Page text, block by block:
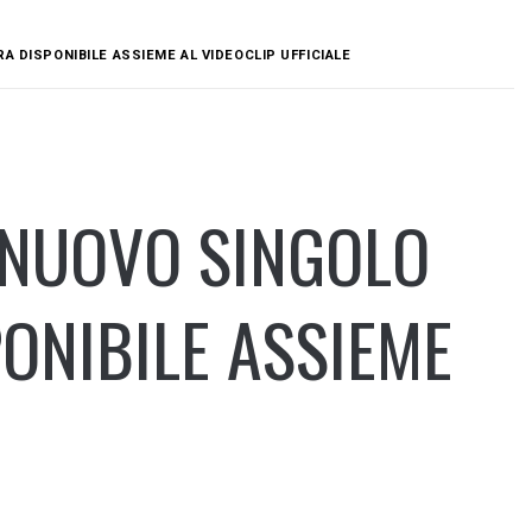
DISPONIBILE ASSIEME AL VIDEOCLIP UFFICIALE
SINGOLO
ASSIEME